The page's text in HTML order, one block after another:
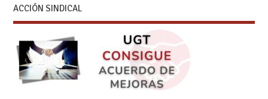
ACCIÓN SINDICAL